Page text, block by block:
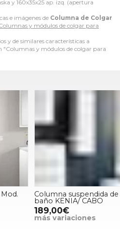
y 160x35x25 ap. izq. (apertura
e imágenes de Columna de Colgar
y módulos de colgar para
y de similares características a
"Columnas y módulos de colgar para
Columna suspendida de
baño KENIA/ CABO
189,00€
más variaciones